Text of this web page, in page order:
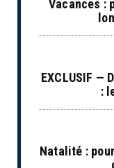
Vacances :
EXCLUSIF —
:
Natalité :